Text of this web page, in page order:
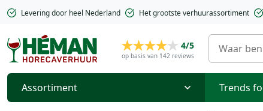
Levering door heel Nederland Het grootste verhuurassortiment
4/5
op basis van 142 reviews
Assortiment Trends